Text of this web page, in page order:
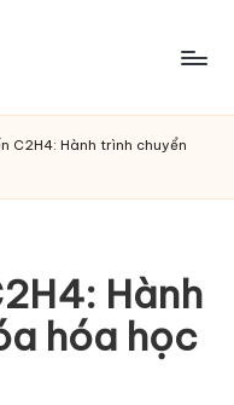
C2H4: Hành trình chuyển
Hành
hóa học